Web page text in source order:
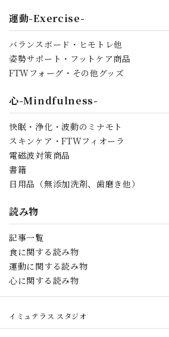
運動-Exercise-
バランスボード・ヒモトレ他
姿勢サポート・フットケア商品
FTWフォーグ・その他グッズ
心-Mindfulness-
快眠・浄化・波動のミナモト
スキンケア・FTWフィオーラ
電磁波対策商品
書籍
日用品（無添加洗剤、歯磨き他）
読み物
記事一覧
食に関する読み物
運動に関する読み物
心に関する読み物
イミュテラス スタジオ